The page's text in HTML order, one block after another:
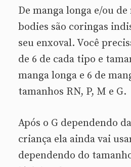
De manga longa e/ou
bodies são coringas
seu enxoval. Você
de 6 de cada tipo e
manga longa e 6 de
tamanhos RN, P, M e G.
Após o G dependendo
criança ela ainda vai
dependendo do